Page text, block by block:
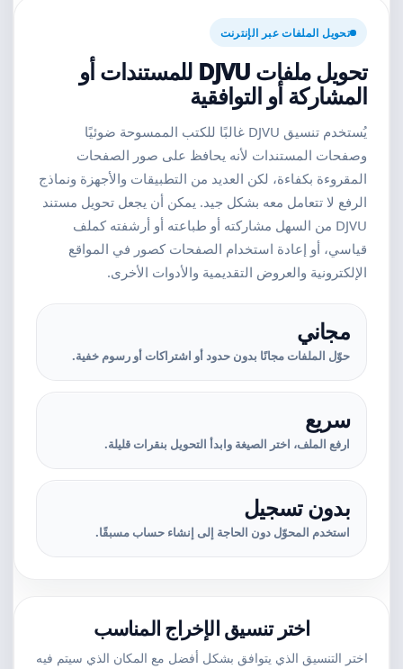
تحويل الملفات عبر الإنترنت
تحويل ملفات DJVU للمستندات أو
المشاركة أو التوافقية
يُستخدم تنسيق DJVU غالبًا للكتب الممسوحة ضوئيًا
وصفحات المستندات لأنه يحافظ على صور الصفحات
المقروءة بكفاءة، لكن العديد من التطبيقات والأجهزة ونماذج
الرفع لا تتعامل معه بشكل جيد. يمكن أن يجعل تحويل مستند
DJVU من السهل مشاركته أو طباعته أو أرشفته كملف
قياسي، أو إعادة استخدام الصفحات كصور في المواقع
الإلكترونية والعروض التقديمية والأدوات الأخرى.
مجاني
حوّل الملفات مجانًا بدون حدود أو اشتراكات أو رسوم خفية.
سريع
ارفع الملف، اختر الصيغة وابدأ التحويل بنقرات قليلة.
بدون تسجيل
استخدم المحوّل دون الحاجة إلى إنشاء حساب مسبقًا.
اختر تنسيق الإخراج المناسب
اختر التنسيق الذي يتوافق بشكل أفضل مع المكان الذي سيتم فيه